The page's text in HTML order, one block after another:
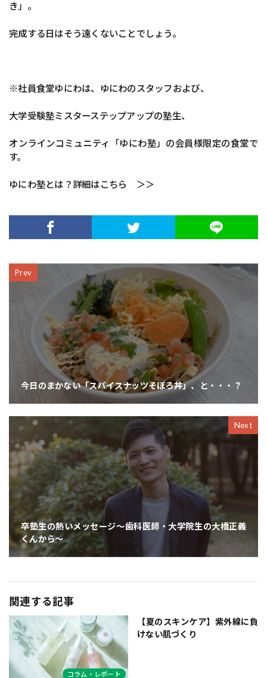
き」。
完成する日はそう遠くないことでしょう。
※社員食堂ゆにわは、ゆにわのスタッフおよび、
大学受験塾ミスターステップアップの塾生、
オンラインコミュニティ「ゆにわ塾」の会員様限定の食堂で
す。
ゆにわ塾とは？詳細はこちら ＞＞
Prev
今日のまかない「スパイスナッツそぼろ丼」、と・・・？
Next
卒塾生の熱いメッセージ〜歯科医師・大学院生の大橋正義
くんから〜
関連する記事
コラム・レポート
【夏のスキンケア】紫外線に負
けない肌づくり